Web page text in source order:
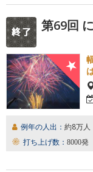
第69回
例年の人出： 約8万人
打ち上げ数： 8000発